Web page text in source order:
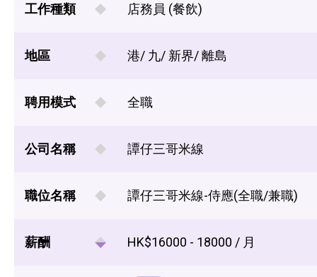
工作種類 店務員 (餐飲)
地區 港/ 九/ 新界/ 離島
聘用模式 全職
公司名稱 譚仔三哥米線
職位名稱 譚仔三哥米線-侍應(全職/兼職)
薪酬 HK$16000 - 18000 / 月